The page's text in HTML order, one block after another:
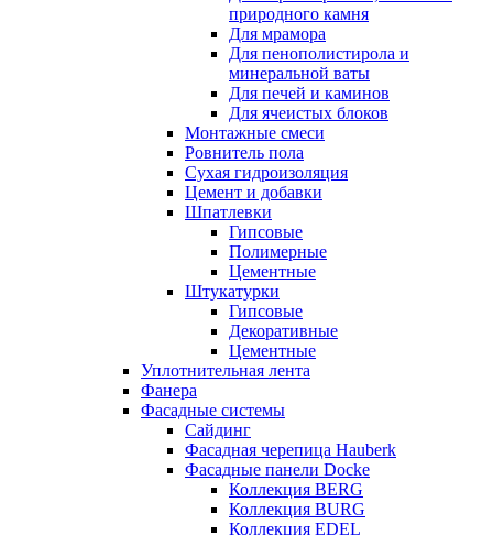
природного камня
Для мрамора
Для пенополистирола и
минеральной ваты
Для печей и каминов
Для ячеистых блоков
Монтажные смеси
Ровнитель пола
Сухая гидроизоляция
Цемент и добавки
Шпатлевки
Гипсовые
Полимерные
Цементные
Штукатурки
Гипсовые
Декоративные
Цементные
Уплотнительная лента
Фанера
Фасадные системы
Сайдинг
Фасадная черепица Hauberk
Фасадные панели Docke
Коллекция BERG
Коллекция BURG
Коллекция EDEL